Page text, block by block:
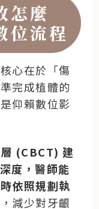
怎麼
位流程
心在於「傷
完成植體的
仰賴數位影
(CBCT) 建
度，醫師能
依照規劃執
減少對牙齦